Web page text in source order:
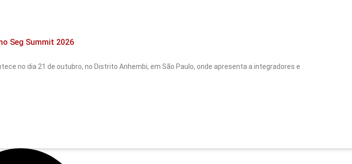
Seg Summit 2026
no dia 21 de outubro, no Distrito Anhembi, em São Paulo, onde apresenta a integradores e